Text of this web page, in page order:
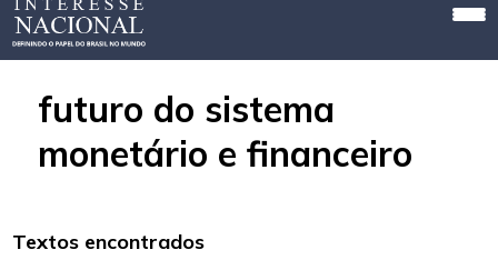
futuro do sistema
monetário e financeiro
Textos encontrados